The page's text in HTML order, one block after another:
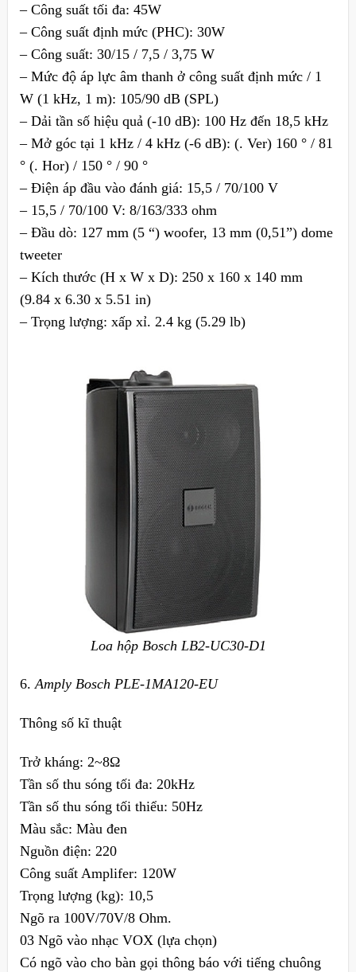
– Công suất tối đa: 45W
– Công suất định mức (PHC): 30W
– Công suất: 30/15 / 7,5 / 3,75 W
– Mức độ áp lực âm thanh ở công suất định mức / 1
W (1 kHz, 1 m): 105/90 dB (SPL)
– Dải tần số hiệu quả (-10 dB): 100 Hz đến 18,5 kHz
– Mở góc tại 1 kHz / 4 kHz (-6 dB): (. Ver) 160 ° / 81
° (. Hor) / 150 ° / 90 °
– Điện áp đầu vào đánh giá: 15,5 / 70/100 V
– 15,5 / 70/100 V: 8/163/333 ohm
– Đầu dò: 127 mm (5 “) woofer, 13 mm (0,51”) dome
tweeter
– Kích thước (H x W x D): 250 x 160 x 140 mm
(9.84 x 6.30 x 5.51 in)
– Trọng lượng: xấp xỉ. 2.4 kg (5.29 lb)
Loa hộp Bosch LB2-UC30-D1
6.Amply Bosch PLE-1MA120-EU
Thông số kĩ thuật
Trở kháng: 2~8Ω
Tần số thu sóng tối đa: 20kHz
Tần số thu sóng tối thiểu: 50Hz
Màu sắc: Màu đen
Nguồn điện: 220
Công suất Amplifer: 120W
Trọng lượng (kg): 10,5
Ngõ ra 100V/70V/8 Ohm.
03 Ngõ vào nhạc VOX (lựa chọn)
Có ngõ vào cho bàn gọi thông báo với tiếng chuông